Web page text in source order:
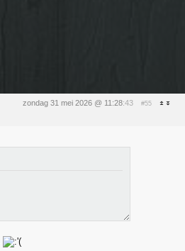
zondag 31 mei 2026 @ 11:28:43 #55